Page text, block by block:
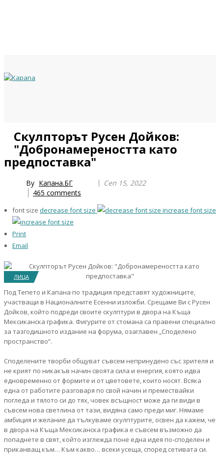
Скулпторът Русен Дойков:
"Добронамереността като
предпоставка"
By Капана.БГ
Сеп 15, 2022
465 comments
font size decrease font size increase font size
Print
Email
ЛИЦА
Под Тепето и Капана по традиция представят художниците,
участващи в Националните Есенни изложби. Срещаме Ви с Русен
Дойков, който подреди своите скулптури в двора на Къща
Мексиканска графика. Фигурите от стомана са правени специално
за тазгодишното издание на форума, озаглавен „Споделено
пространство“.
Споделените творби общуват съвсем непринудено със зрителя и
не крият по никакъв начин своята сила и енергия, която идва
едновременно от формите и от цветовете, които носят. Всяка
една от работите разговаря по свой начин и премествайки
погледа и тялото си до тях, човек всъщност може да ги види в
съвсем нова светлина от тази, видяна само преди миг. Нямаме
амбиция и желание да тълкуваме скулптурите, освен да кажем, че
в двора на Къща Мексиканска графика е съвсем възможно да
попаднете в свят, който изглежда поне една идея по-споделен и
приканващ към… Към какво… всеки усеща, според сетивата си.
Year
Month
Year
Month